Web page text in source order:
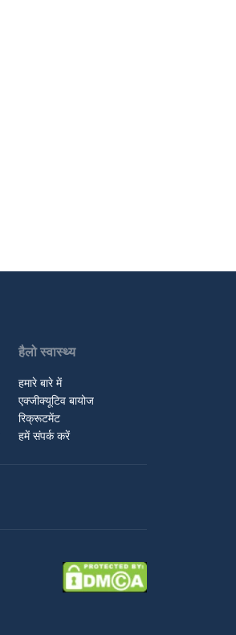
हैलो स्वास्थ्य
हमारे बारे में
एक्जीक्यूटिव बायोज
रिक्रूटमेंट
हमें संपर्क करें